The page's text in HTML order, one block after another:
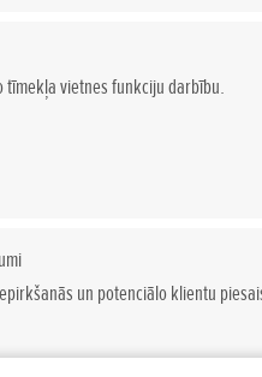
tīmekļa vietnes funkciju darbību.
un potenciālo klientu